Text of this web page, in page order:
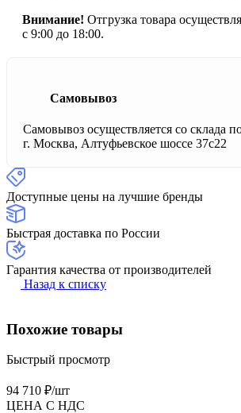
Внимание! Отгрузка товара
с 9:00 до 18:00.
Самовывоз
Самовывоз осуществляется со склада
г. Москва, Алтуфьевское шоссе 37с22
Доступные цены на лучшие бренды
Быстрая доставка по России
Гарантия качества от производителей
Назад к списку
Похожие товары
Быстрый просмотр
94 710 ₽/шт
ЦЕНА С НДС